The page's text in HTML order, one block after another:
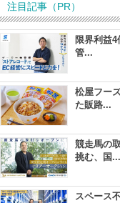
注目記事（PR）
限界利益
管...
松屋フー
た販路...
競走馬の
挑む、国...
スペース